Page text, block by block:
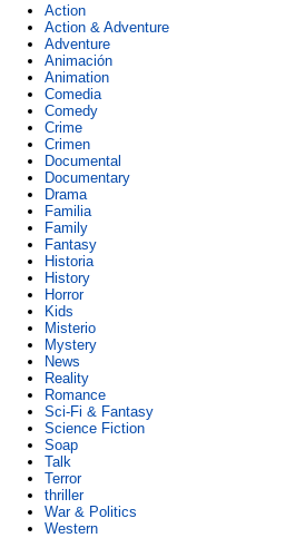
Action
Action & Adventure
Adventure
Animación
Animation
Comedia
Comedy
Crime
Crimen
Documental
Documentary
Drama
Familia
Family
Fantasy
Historia
History
Horror
Kids
Misterio
Mystery
News
Reality
Romance
Sci-Fi & Fantasy
Science Fiction
Soap
Talk
Terror
thriller
War & Politics
Western